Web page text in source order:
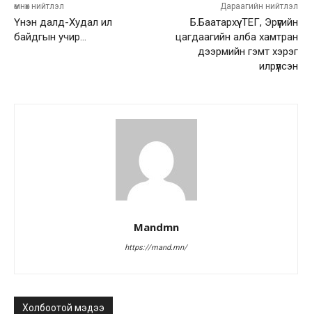
өмнөх нийтлэл
Үнэн далд-Худал ил
байдгын учир…
Дараагийн нийтлэл
Б.Баатархүү: ТЕГ, Эрүүгийн
цагдаагийн алба хамтран
дээрмийн гэмт хэрэг
илрүүлсэн
Mandmn
https://mand.mn/
Холбоотой мэдээ